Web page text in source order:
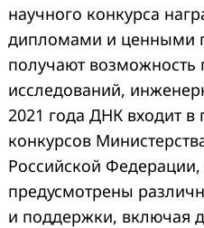
научного конкурса
дипломами и ценными
получают возможность
исследований,
2021 года ДНК входит
конкурсов
Российской
предусмотрены
и поддержки, включая